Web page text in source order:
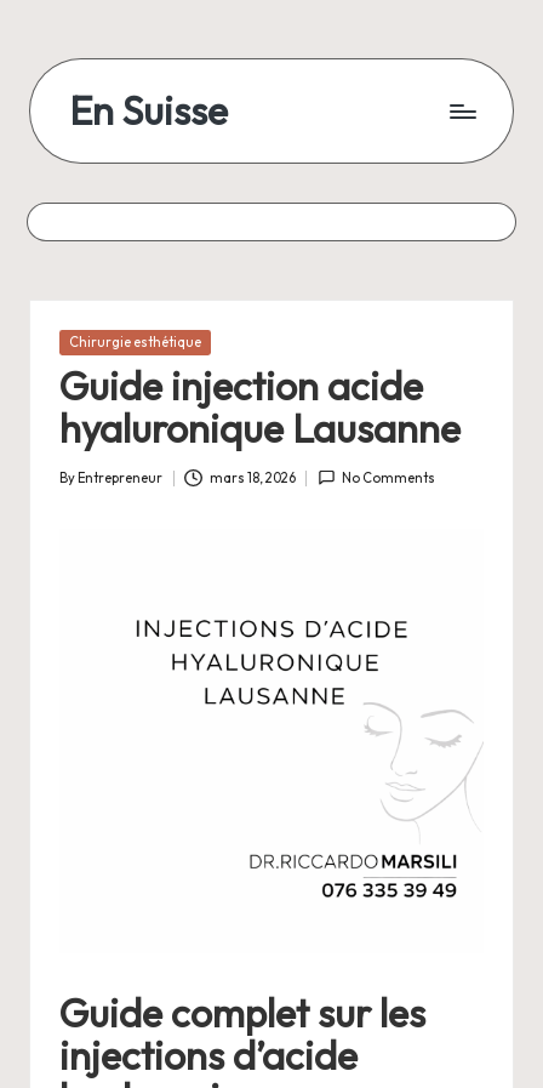
content
En Suisse
Posted
Chirurgie esthétique
Guide injection acide
hyaluronique Lausanne
Posted
By Entrepreneur mars 18, 2026 No Comments
Guide complet sur les
injections d’acide